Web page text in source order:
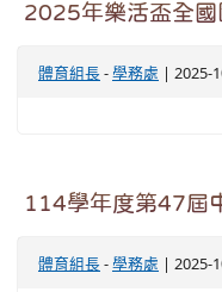
2025年樂活盃全國
體育組長-學務處 | 2025-
114學年度第47屆
體育組長-學務處 | 2025-